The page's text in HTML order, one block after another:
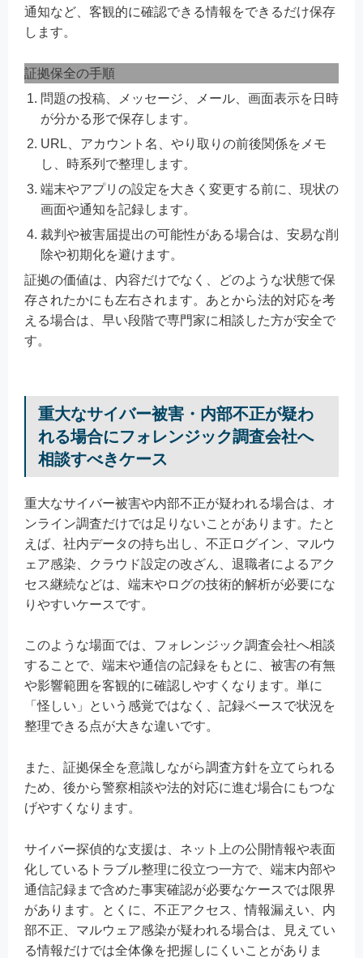
通知など、客観的に確認できる情報をできるだけ保存
します。
証拠保全の手順
問題の投稿、メッセージ、メール、画面表示を日時
が分かる形で保存します。
URL、アカウント名、やり取りの前後関係をメモ
し、時系列で整理します。
端末やアプリの設定を大きく変更する前に、現状の
画面や通知を記録します。
裁判や被害届提出の可能性がある場合は、安易な削
除や初期化を避けます。
証拠の価値は、内容だけでなく、どのような状態で保
存されたかにも左右されます。あとから法的対応を考
える場合は、早い段階で専門家に相談した方が安全で
す。
重大なサイバー被害・内部不正が疑わ
れる場合にフォレンジック調査会社へ
相談すべきケース
重大なサイバー被害や内部不正が疑われる場合は、オ
ンライン調査だけでは足りないことがあります。たと
えば、社内データの持ち出し、不正ログイン、マルウ
ェア感染、クラウド設定の改ざん、退職者によるアク
セス継続などは、端末やログの技術的解析が必要にな
りやすいケースです。
このような場面では、フォレンジック調査会社へ相談
することで、端末や通信の記録をもとに、被害の有無
や影響範囲を客観的に確認しやすくなります。単に
「怪しい」という感覚ではなく、記録ベースで状況を
整理できる点が大きな違いです。
また、証拠保全を意識しながら調査方針を立てられる
ため、後から警察相談や法的対応に進む場合にもつな
げやすくなります。
サイバー探偵的な支援は、ネット上の公開情報や表面
化しているトラブル整理に役立つ一方で、端末内部や
通信記録まで含めた事実確認が必要なケースでは限界
があります。とくに、不正アクセス、情報漏えい、内
部不正、マルウェア感染が疑われる場合は、見えてい
る情報だけでは全体像を把握しにくいことがありま